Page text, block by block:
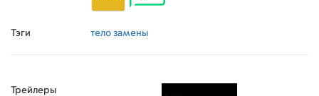
Тэги тело замены
Трейлеры